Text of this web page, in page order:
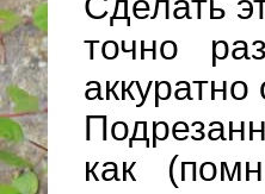
точно
как